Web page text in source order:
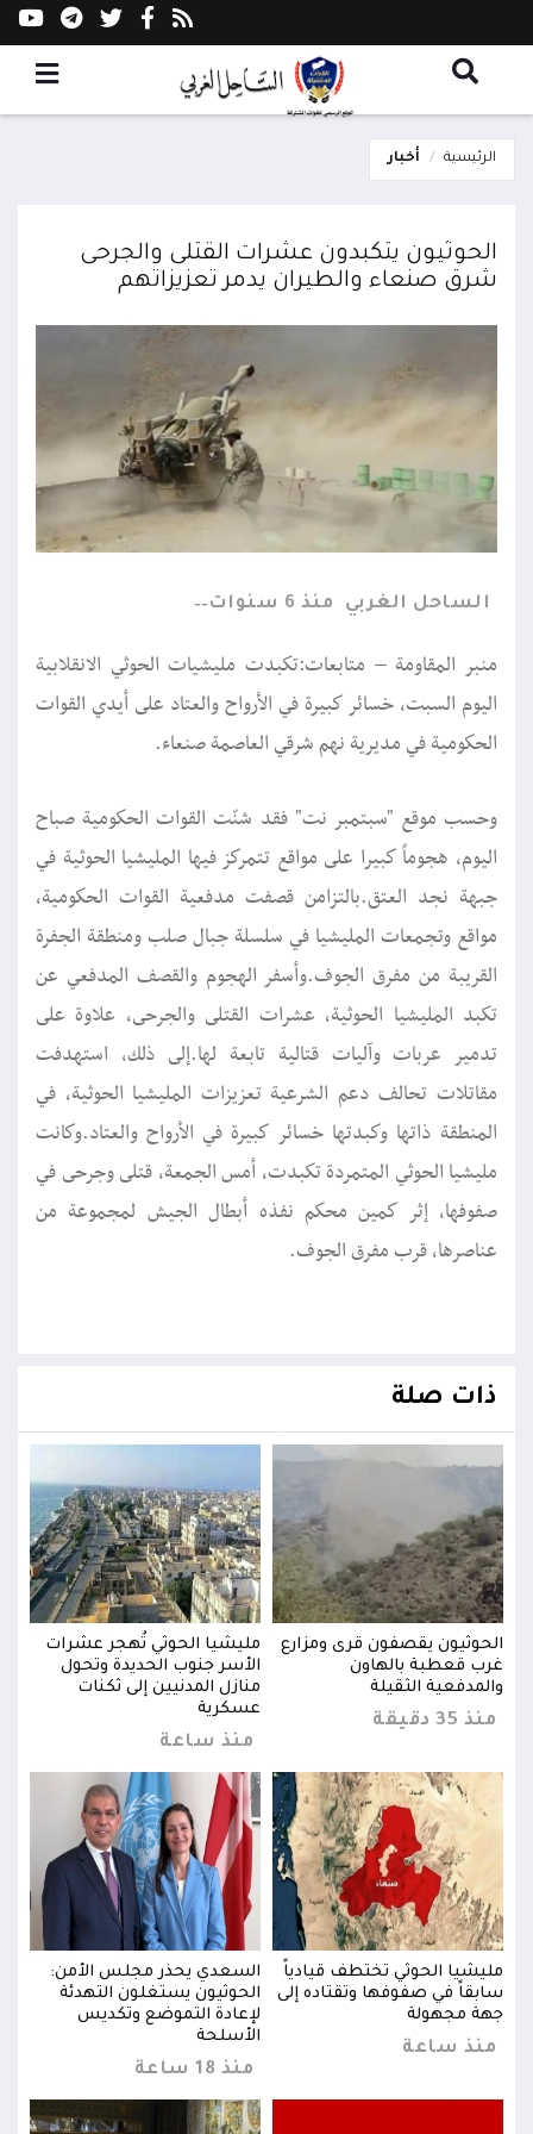
الرئيسية أخبار
الحوثيون يتكبدون عشرات القتلى والجرحى
شرق صنعاء والطيران يدمر تعزيزاتهم
الساحل الغربي منذ 6 سنوات
منبر المقاومة – متابعات:تكبدت مليشيات الحوثي الانقلابية
اليوم السبت، خسائر كبيرة في الأرواح والعتاد على أيدي القوات
الحكومية في مديرية نهم شرقي العاصمة صنعاء.
وحسب موقع "سبتمبر نت" فقد شنّت القوات الحكومية صباح
اليوم، هجوماً كبيرا على مواقع تتمركز فيها المليشيا الحوثية في
جبهة نجد العتق.بالتزامن قصفت مدفعية القوات الحكومية،
مواقع وتجمعات المليشيا في سلسلة جبال صلب ومنطقة الجفرة
القريبة من مفرق الجوف.وأسفر الهجوم والقصف المدفعي عن
تكبد المليشيا الحوثية، عشرات القتلى والجرحى، علاوة على
تدمير عربات وآليات قتالية تابعة لها.إلى ذلك، استهدفت
مقاتلات تحالف دعم الشرعية تعزيزات المليشيا الحوثية، في
المنطقة ذاتها وكبدتها خسائر كبيرة في الأرواح والعتاد.وكانت
مليشيا الحوثي المتمردة تكبدت، أمس الجمعة، قتلى وجرحى في
صفوفها، إثر كمين محكم نفذه أبطال الجيش لمجموعة من
عناصرها، قرب مفرق الجوف.
ذات صلة
الحوثيون يقصفون قرى ومزارع
غرب قعطبة بالهاون
والمدفعية الثقيلة
منذ 35 دقيقة
مليشيا الحوثي تُهجر عشرات
الأسر جنوب الحديدة وتحول
منازل المدنيين إلى ثكنات
عسكرية
منذ ساعة
مليشيا الحوثي تختطف قيادياً
سابقاً في صفوفها وتقتاده إلى
جهة مجهولة
منذ ساعة
السعدي يحذر مجلس الأمن:
الحوثيون يستغلون التهدئة
لإعادة التموضع وتكديس
الأسلحة
منذ 18 ساعة